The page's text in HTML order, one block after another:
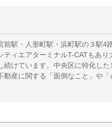
前駅・人形町駅・浜町駅の３駅
ティエアターミナルT-CATもあ
続けています。中央区に特化し
動産に関する「面倒なこと」や